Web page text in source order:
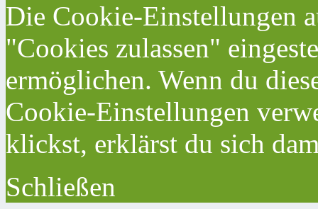
Die Cookie-Einstellungen
"Cookies zulassen"
ermöglichen. Wenn du
Cookie-Einstellungen
klickst, erklärst du sich
Schließen